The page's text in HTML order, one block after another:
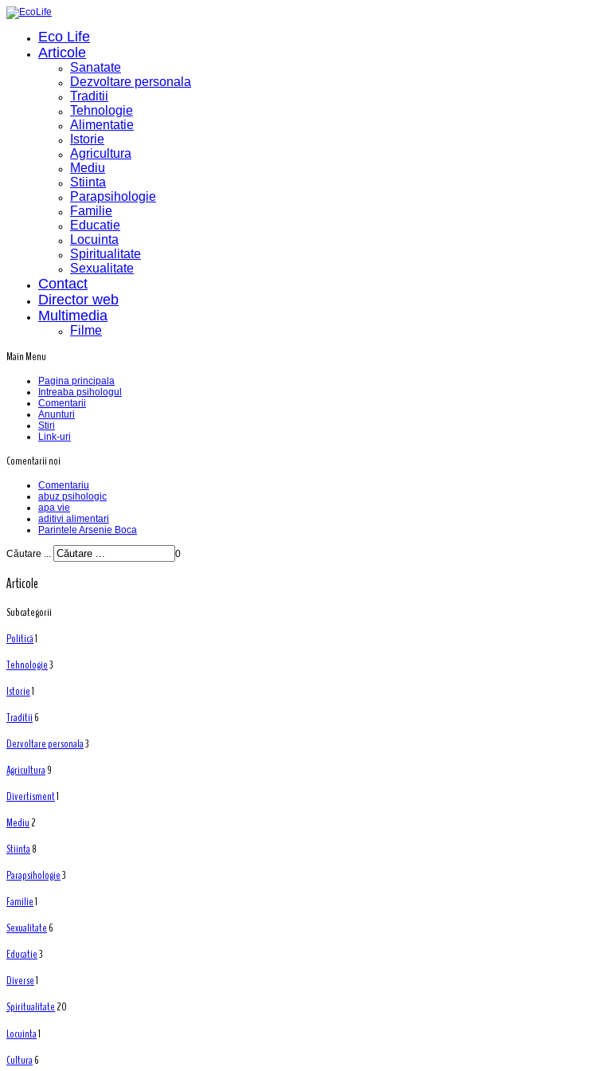
Eco Life
Articole
Sanatate
Dezvoltare personala
Traditii
Tehnologie
Alimentatie
Istorie
Agricultura
Mediu
Stiinta
Parapsihologie
Familie
Educatie
Locuinta
Spiritualitate
Sexualitate
Contact
Director web
Multimedia
Filme
Main Menu
Pagina principala
Intreaba psihologul
Comentarii
Anunturi
Stiri
Link-uri
Comentarii noi
Comentariu
abuz psihologic
apa vie
aditivi alimentari
Parintele Arsenie Boca
Căutare ... 0
Articole
Subcategorii
Politică1
Tehnologie3
Istorie1
Traditii 6
Dezvoltare personala3
Agricultura 9
Divertisment1
Mediu 2
Stiinta 8
Parapsihologie3
Familie1
Sexualitate 6
Educatie3
Diverse1
Spiritualitate 20
Locuinta1
Cultura 6